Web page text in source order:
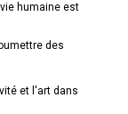
humaine est
des
et l'art dans